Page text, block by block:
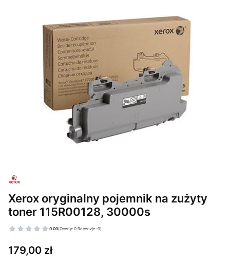
Xerox oryginalny pojemnik na zużyty
toner 115R00128, 30000s
0.00(Oceny: 0 Recenzje: 0)
Cena
179,00 zł